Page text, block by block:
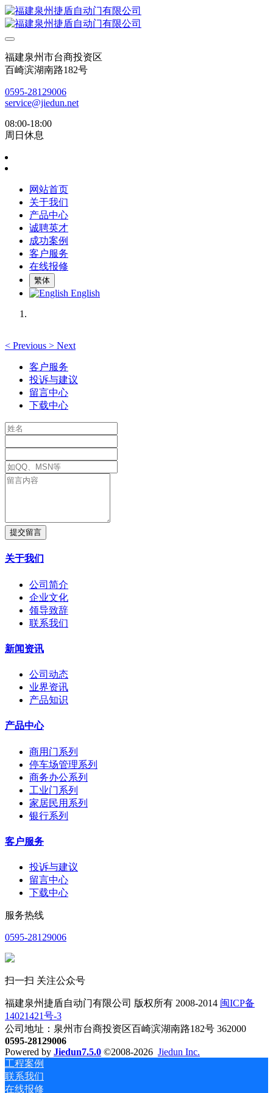
福建泉州市台商投资区
百崎滨湖南路182号
0595-28129006
service@jiedun.net
08:00-18:00
周日休息
网站首页
关于我们
产品中心
诚聘英才
成功案例
客户服务
在线报修
繁体
English
< Previous > Next
客户服务
投诉与建议
留言中心
下载中心
提交留言
关于我们
公司简介
企业文化
领导致辞
联系我们
新闻资讯
公司动态
业界资讯
产品知识
产品中心
商用门系列
停车场管理系列
商务办公系列
工业门系列
家居民用系列
银行系列
客户服务
投诉与建议
留言中心
下载中心
服务热线
0595-28129006
扫一扫 关注公众号
福建泉州捷盾自动门有限公司 版权所有 2008-2014 闽ICP备
14021421号-3
公司地址：泉州市台商投资区百崎滨湖南路182号 362000
0595-28129006
Powered by Jiedun7.5.0 ©2008-2026 Jiedun Inc.
工程案例
联系我们
在线报修